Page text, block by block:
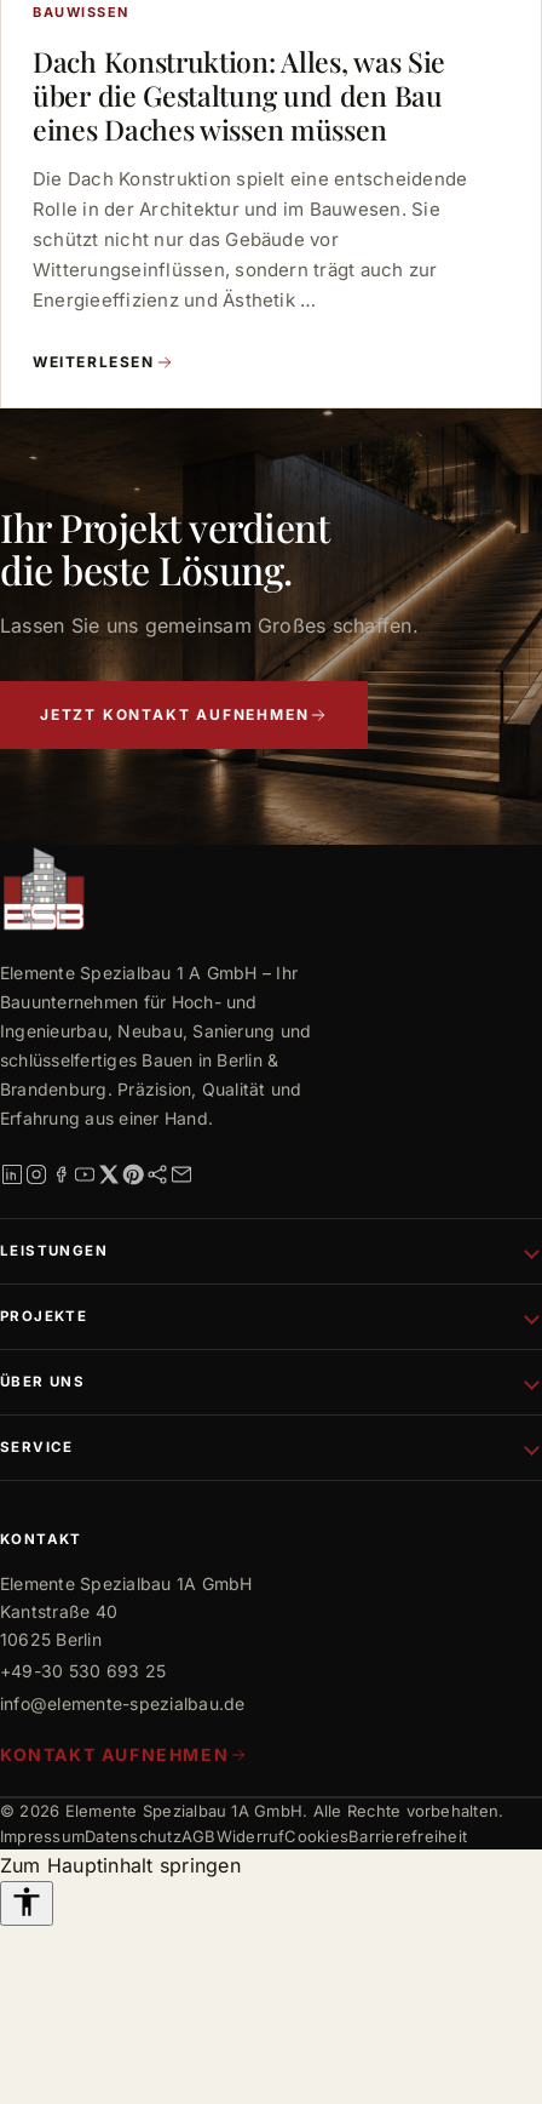
BAUWISSEN
Dach Konstruktion: Alles, was Sie
über die Gestaltung und den Bau
eines Daches wissen müssen
Die Dach Konstruktion spielt eine entscheidende
Rolle in der Architektur und im Bauwesen. Sie
schützt nicht nur das Gebäude vor
Witterungseinflüssen, sondern trägt auch zur
Energieeffizienz und Ästhetik …
WEITERLESEN
Ihr Projekt verdient
die beste Lösung.
Lassen Sie uns gemeinsam Großes schaffen.
JETZT KONTAKT AUFNEHMEN
Elemente Spezialbau 1 A GmbH – Ihr
Bauunternehmen für Hoch- und
Ingenieurbau, Neubau, Sanierung und
schlüsselfertiges Bauen in Berlin &
Brandenburg. Präzision, Qualität und
Erfahrung aus einer Hand.
LEISTUNGEN
Gewerbebau
PROJEKTE
ÜBER UNS
SERVICE
FAQ
KONTAKT
Elemente Spezialbau 1A GmbH
Kantstraße 40
10625 Berlin
+49-30 530 693 25
info@elemente-spezialbau.de
KONTAKT AUFNEHMEN
© 2026 Elemente Spezialbau 1A GmbH. Alle Rechte vorbehalten.
ImpressumDatenschutzAGBWiderrufCookiesBarrierefreiheit
Zum Hauptinhalt springen
Barrierefreiheits-